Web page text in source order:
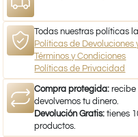
Todas nuestras políticas
Políticas de Devoluciones
Términos y Condiciones
Políticas de Privacidad
Compra protegida: recibe
devolvemos tu dinero.
Devolución Gratis: tienes
productos.